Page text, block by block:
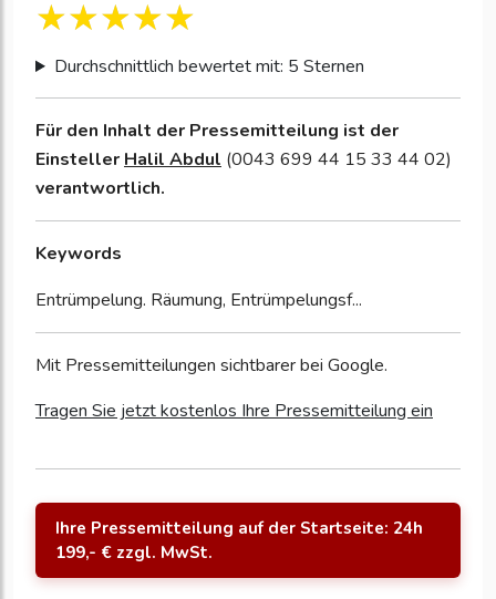
Durchschnittlich bewertet mit: 5 Sternen
Für den Inhalt der Pressemitteilung ist der
Einsteller Halil Abdul (0043 699 44 15 33 44 02)
verantwortlich.
Keywords
Entrümpelung. Räumung, Entrümpelungsf...
Mit Pressemitteilungen sichtbarer bei Google.
Tragen Sie jetzt kostenlos Ihre Pressemitteilung ein
Ihre Pressemitteilung auf der Startseite: 24h
199,- € zzgl. MwSt.